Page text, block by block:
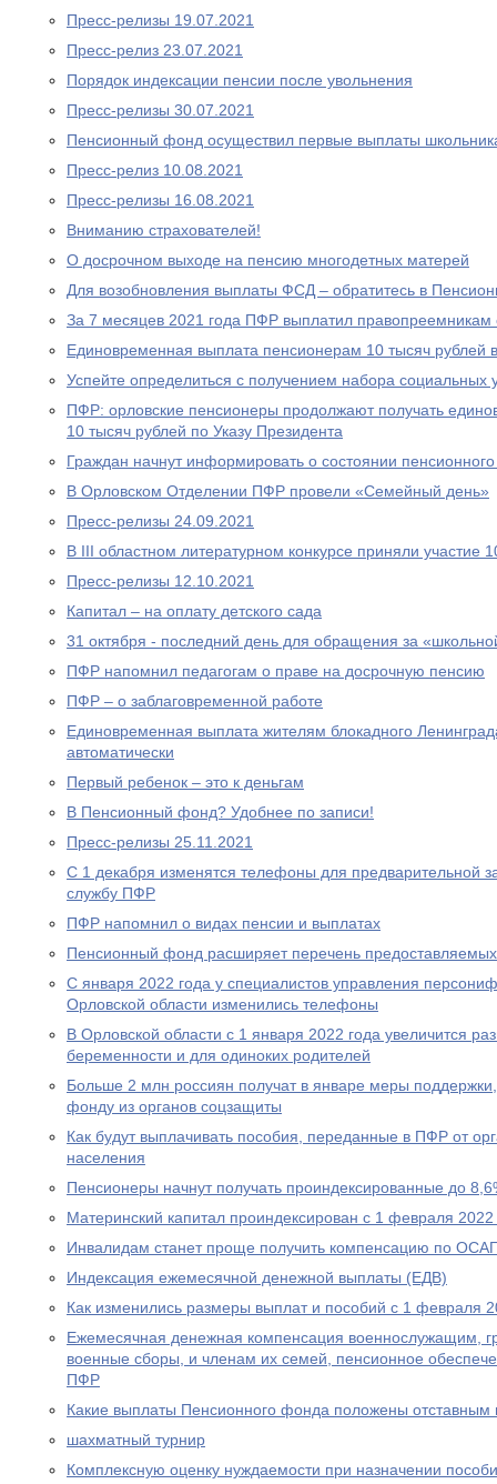
Пресс-релизы 19.07.2021
Пресс-релиз 23.07.2021
Порядок индексации пенсии после увольнения
Пресс-релизы 30.07.2021
Пенсионный фонд осуществил первые выплаты
Пресс-релиз 10.08.2021
Пресс-релизы 16.08.2021
Вниманию страхователей!
О досрочном выходе на пенсию многодетных матерей
Для возобновления выплаты ФСД – обратитесь в
За 7 месяцев 2021 года ПФР выплатил
Единовременная выплата пенсионерам 10 тысяч рублей
Успейте определиться с получением набора социальных
ПФР: орловские пенсионеры продолжают получать
10 тысяч рублей по Указу Президента
Граждан начнут информировать о состоянии
В Орловском Отделении ПФР провели «Семейный день»
Пресс-релизы 24.09.2021
В III областном литературном конкурсе приняли участие
Пресс-релизы 12.10.2021
Капитал – на оплату детского сада
31 октября - последний день для обращения за
ПФР напомнил педагогам о праве на досрочную пенсию
ПФР – о заблаговременной работе
Единовременная выплата жителям блокадного
автоматически
Первый ребенок – это к деньгам
В Пенсионный фонд? Удобнее по записи!
Пресс-релизы 25.11.2021
С 1 декабря изменятся телефоны для предварительной
службу ПФР
ПФР напомнил о видах пенсии и выплатах
Пенсионный фонд расширяет перечень
С января 2022 года у специалистов управления
Орловской области изменились телефоны
В Орловской области с 1 января 2022 года увеличится
беременности и для одиноких родителей
Больше 2 млн россиян получат в январе меры
фонду из органов соцзащиты
Как будут выплачивать пособия, переданные в ПФР от
населения
Пенсионеры начнут получать проиндексированные до
Материнский капитал проиндексирован с 1 февраля 2022
Инвалидам станет проще получить компенсацию по
Индексация ежемесячной денежной выплаты (ЕДВ)
Как изменились размеры выплат и пособий с 1 февраля
Ежемесячная денежная компенсация военнослужащим,
военные сборы, и членам их семей, пенсионное
ПФР
Какие выплаты Пенсионного фонда положены
шахматный турнир
Комплексную оценку нуждаемости при назначении